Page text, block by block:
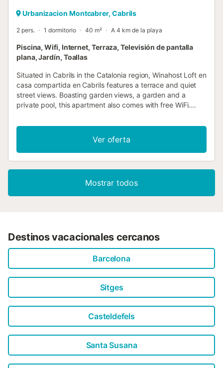
Urbanizacion Montcabrer, Cabrils
2 pers. 1 dormitorio 40 m² A 4 km de la playa
Piscina, Wifi, Internet, Terraza, Televisión de pantalla
plana, Jardín, Toallas
Situated in Cabrils in the Catalonia region, Winahost Loft en
casa compartida en Cabrils features a terrace and quiet
street views. Boasting garden views, a garden and a
private pool, this apartment also comes with free WiFi....
Ver oferta
Mostrar todos
Destinos vacacionales cercanos
Barcelona
Sitges
Casteldefels
Santa Susana